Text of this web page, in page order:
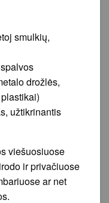
smulkių,
drožlės,
užtikrinantis
viešuosiuose
ir privačiuose
ar net